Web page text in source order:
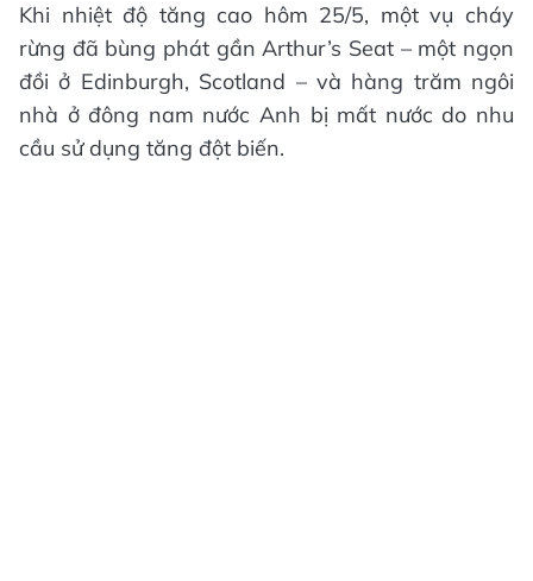
Khi nhiệt độ tăng cao hôm 25/5, một vụ cháy
rừng đã bùng phát gần Arthur’s Seat – một ngọn
đồi ở Edinburgh, Scotland – và hàng trăm ngôi
nhà ở đông nam nước Anh bị mất nước do nhu
cầu sử dụng tăng đột biến.